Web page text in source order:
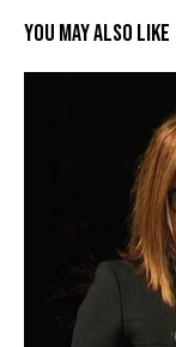
YOU MAY ALSO LIKE